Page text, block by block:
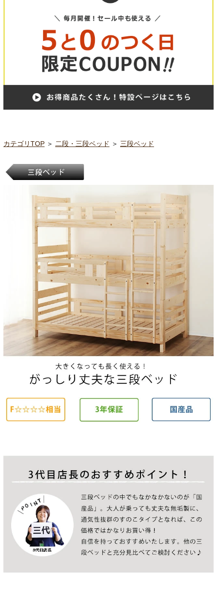
カテゴリTOP ＞ 二段・三段ベッド ＞ 三段ベッド